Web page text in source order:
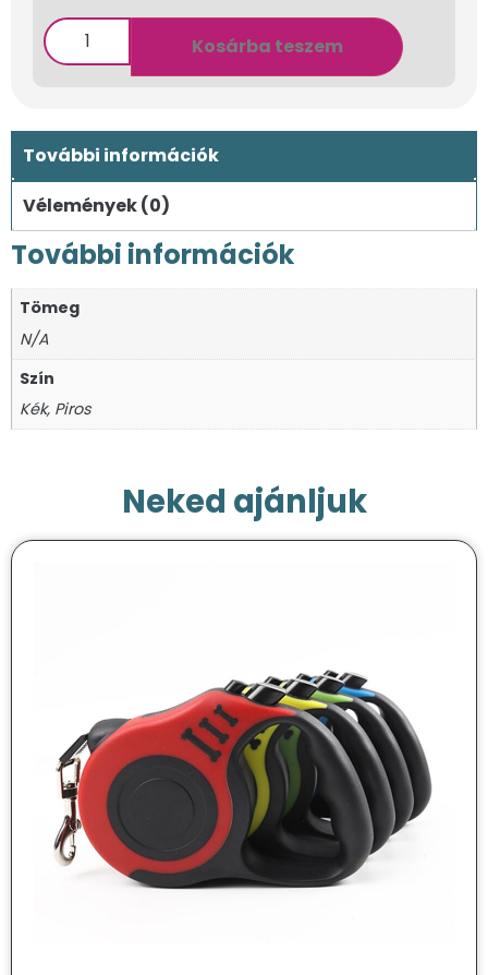
Kosárba teszem
További információk
Vélemények (0)
További információk
Tömeg
N/A
Szín
Kék, Piros
Neked ajánljuk